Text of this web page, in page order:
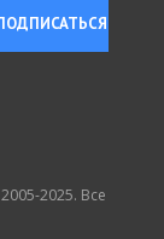
2025. Все